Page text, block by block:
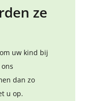
ze
uw kind bij
dan zo
u op.